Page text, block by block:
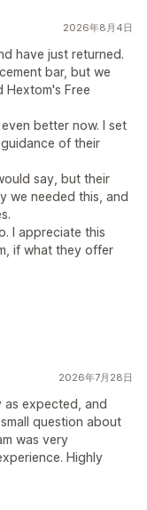
2026年8月4日
have just returned.
bar, but we
Hextom's Free
better now. I set
of their
say, but their
we needed this, and
I appreciate this
if what they offer
2026年7月28日
expected, and
question about
was very
Highly